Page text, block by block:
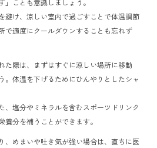
」ことも意識しましょう。
避け、涼しい室内で過ごすことで体温調節
で適度にクールダウンすることも忘れず
た際は、まずはすぐに涼しい場所に移動
。体温を下げるためにひんやりとしたシャ
、塩分やミネラルを含むスポーツドリンク
養分を補うことができます。
、めまいや吐き気が強い場合は、直ちに医